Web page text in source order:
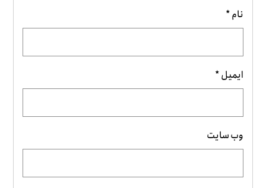
نام*
ایمیل*
وب‌ سایت